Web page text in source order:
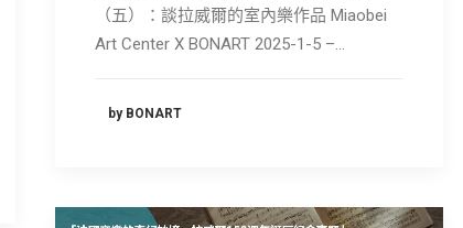
（五）：談拉威爾的室內樂作品 Miaobei
Art Center X BONART 2025-1-5 –…
by BONART